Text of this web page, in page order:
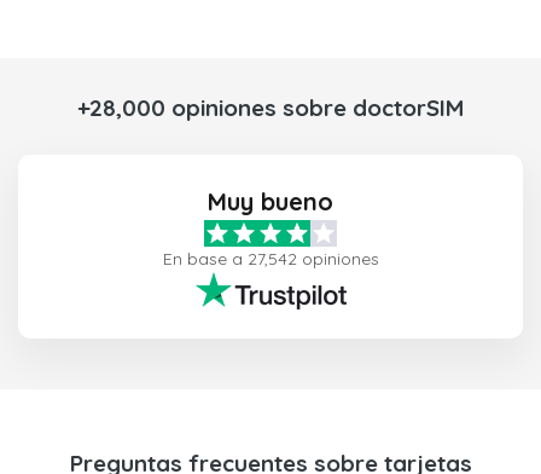
+28,000 opiniones sobre doctorSIM
Muy bueno
En base a 27,542 opiniones
Preguntas frecuentes sobre tarjetas